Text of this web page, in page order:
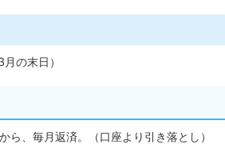
の末日）
ら、毎月返済。（口座より引き落とし）